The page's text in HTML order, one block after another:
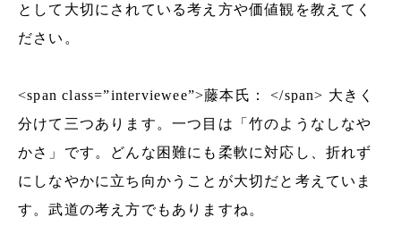
として大切にされている考え方や価値観を教えてく
ださい。
<span class=”interviewee”>藤本氏： </span> 大きく
分けて三つあります。一つ目は「竹のようなしなや
かさ」です。どんな困難にも柔軟に対応し、折れず
にしなやかに立ち向かうことが大切だと考えていま
す。武道の考え方でもありますね。